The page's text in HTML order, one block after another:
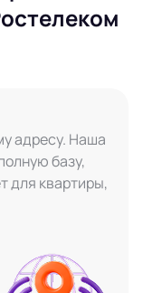
адресу. Наша
базу,
для квартиры,